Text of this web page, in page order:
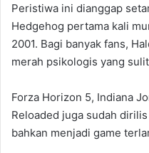
Peristiwa ini dianggap
Hedgehog pertama kali
2001. Bagi banyak fans,
merah psikologis yang
Forza Horizon 5, Indiana
Reloaded juga sudah
bahkan menjadi game